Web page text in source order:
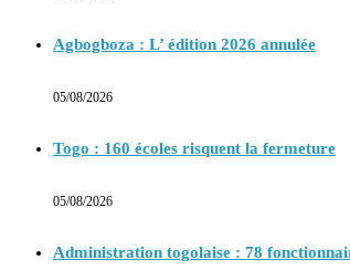
Agbogboza : L’ édition 2026 annulée
05/08/2026
Togo : 160 écoles risquent la fermeture
05/08/2026
Administration togolaise : 78